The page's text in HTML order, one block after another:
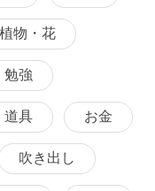
植物・花
勉強
道具 お金
吹き出し